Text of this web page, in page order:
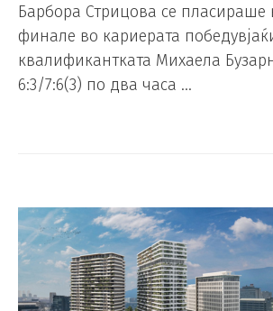
Барбора Стрицова се пласираше
финале во кариерата
квалификантката Михаела
6:3/7:6(3) по два часа …